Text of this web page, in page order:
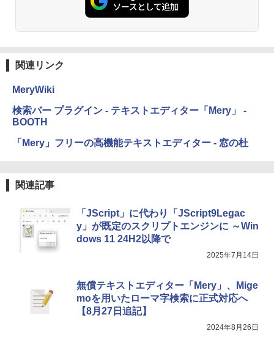
関連リンク
MeryWiki
検索バー プラグイン - テキストエディター「Mery」 -
BOOTH
「Mery」フリーの高機能テキストエディター - 窓の杜
関連記事
「JScript」に代わり「JScript9Legac
y」が既定のスクリプトエンジンに ～Win
dows 11 24H2以降で
2025年7月14日
無償テキストエディター「Mery」、Mige
moを用いたローマ字検索に正式対応へ
【8月27日追記】
2024年8月26日